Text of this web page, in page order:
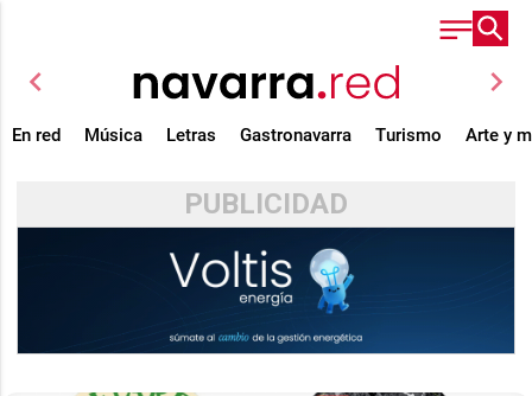
chevron_left chevron_right
En red Música Letras Gastronavarra Turismo Arte y
PUBLICIDAD